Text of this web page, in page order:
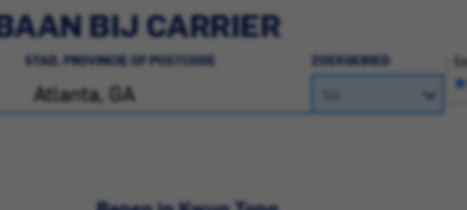
BIJ CARRIER
STAD, PROVINCIE OF POSTCODE ZOEKGEBIED